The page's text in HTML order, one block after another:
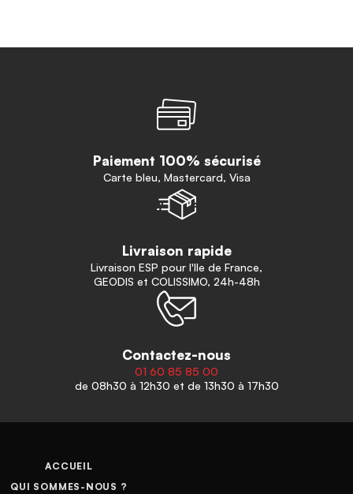
Paiement 100% sécurisé
Carte bleu, Mastercard, Visa
Livraison rapide
Livraison ESP pour l'Ile de France,
GEODIS et COLISSIMO, 24h-48h
Contactez-nous
01 60 85 85 00
de 08h30 à 12h30 et de 13h30 à 17h30
ACCUEIL
QUI SOMMES-NOUS ?